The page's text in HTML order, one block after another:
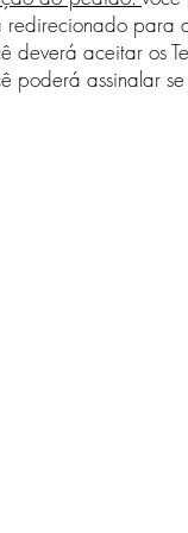
redirecionado para
deverá aceitar os
poderá assinalar